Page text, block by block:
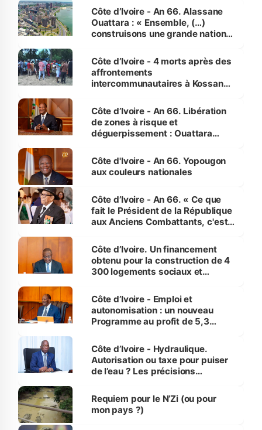
enfants
Côte d’Ivoire - An 66. Alassane
Ouattara : « Ensemble, (…)
construisons une grande nation
générations futures »
Côte d’Ivoire - 4 morts après des
affrontements
intercommunautaires à Kossandji
milieu des sinistrés
Côte d’Ivoire - An 66. Libération
de zones à risque et
déguerpissement : Ouattara
l'Etat de droit pour préserver les
vies humaines »
Côte d'Ivoire - An 66. Yopougon
aux couleurs nationales
Côte d’Ivoire - An 66. « Ce que
fait le Président de la République
aux Anciens Combattants, c'est
Côte d’Ivoire. Un financement
obtenu pour la construction de 4
300 logements sociaux et
et Yamoussoukro
Côte d’Ivoire - Emploi et
autonomisation : un nouveau
Programme au profit de 5,3
Côte d’Ivoire - Hydraulique.
Autorisation ou taxe pour puiser
de l’eau ? Les précisions
Requiem pour le N’Zi (ou pour
mon pays ?)